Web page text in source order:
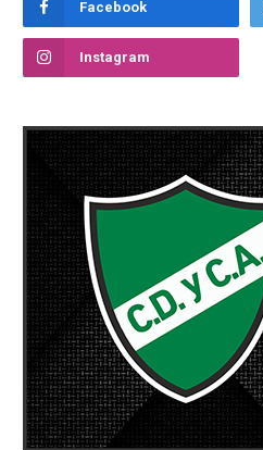
Facebook
Instagram